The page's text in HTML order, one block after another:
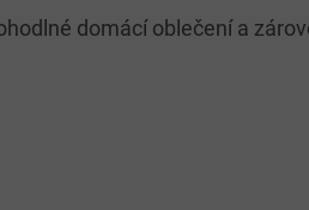
domácí oblečení a